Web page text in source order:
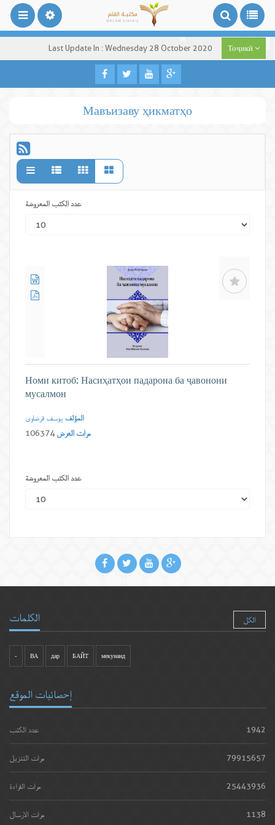
Last Update In : Wednesday 28 October 2020 Тоҷикӣ
Мавъизаву ҳикматҳо
عدد الكتب المعروضة
Номи китоб: Насиҳатҳои падарона ба ҷавонони
мусалмон
المؤلف یوسف قرضاوی
مرات العرض106374
عدد الكتب المعروضة
الكلمات الكل
- ВА дар БАЙТ мекунанд
إحصائيات الموقع
عدد الكتب 1942
مرات التنزيل 79915657
مرات القراءة 25443936
مرات الارسال 1138